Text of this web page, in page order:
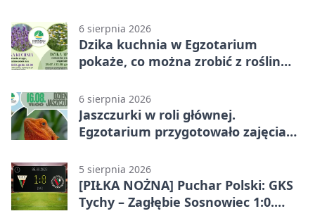
6 sierpnia 2026
Dzika kuchnia w Egzotarium
pokaże, co można zrobić z roślin
6 sierpnia 2026
Jaszczurki w roli głównej.
Egzotarium przygotowało zajęcia
5 sierpnia 2026
[PIŁKA NOŻNA] Puchar Polski: GKS
Tychy – Zagłębie Sosnowiec 1:0.